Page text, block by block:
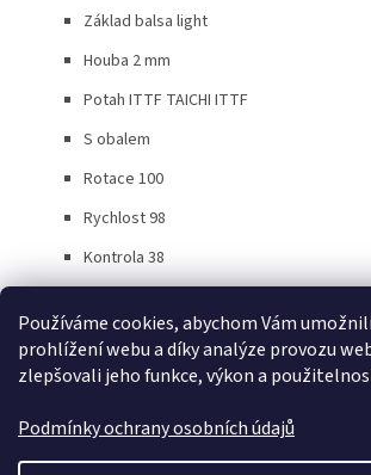
Používáme cookies, abychom Vám
prohlížení webu a díky analýze provozu
zlepšovali jeho funkce, výkon a
Podmínky ochrany osobních údajů
Základ balsa light
Houba 2 mm
Potah ITTF TAICHI ITTF
S obalem
Rotace 100
Rychlost 98
Kontrola 38